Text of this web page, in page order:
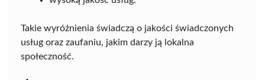
Takie wyróżnienia świadczą o jakości świadczonych
usług oraz zaufaniu, jakim darzy ją lokalna
społeczność.